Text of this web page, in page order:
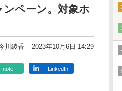
ペーン。対象ホ
川綾香 2023年10月6日 14:29
note LinkedIn